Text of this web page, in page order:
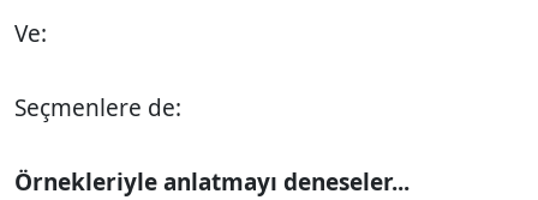
Ve:
Seçmenlere de:
Örnekleriyle anlatmayı deneseler...